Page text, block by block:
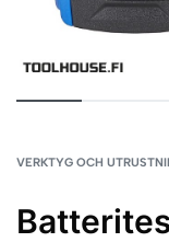
VERKTYG OCH